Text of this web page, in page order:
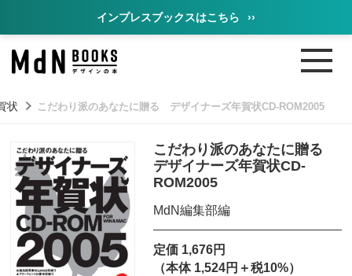
インプレスブックスはこちら ››
状 こだわり派のあなたに贈る デザイナーズ年賀状CD-ROM2005
こだわり派のあなたに贈る
デザイナーズ年賀状CD-
ROM2005
MdN編集部編
定価 1,676円
（本体 1,524円＋税10%）